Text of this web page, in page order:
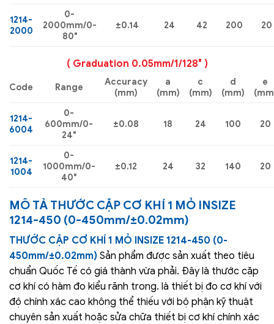
1214-
2000
0-
2000mm/0-
80″
±0.14 24 42 200 20
( Graduation 0.05mm/1/128″ )
Code Range
Accuracy
(mm)
a
(mm)
c
(mm)
d
(mm)
e
1214-
6004
0-
600mm/0-
24″
±0.08 18 24 100 20
1214-
1004
0-
1000mm/0-
40″
±0.12 24 32 140 20
MÔ TẢ THƯỚC CẶP CƠ KHÍ 1 MỎ INSIZE
1214-450 (0-450mm/±0.02mm)
THƯỚC CẶP CƠ KHÍ 1 MỎ INSIZE 1214-450 (0-
450mm/±0.02mm) Sản phẩm được sản xuất theo tiêu
chuẩn Quốc Tế có giá thành vừa phải. Đây là thước cặp
cơ khí có hàm đo kiểu rãnh trong. là thiết bị đo cơ khí với
độ chính xác cao không thể thiếu với bộ phận kỹ thuật
chuyên sản xuất hoặc sửa chữa thiết bị cơ khí chính xác